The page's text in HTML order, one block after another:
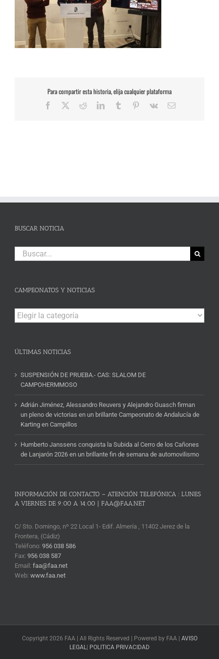
Para compartir esta historia, elija cualquier plataforma
Facebook RedditLinkedInTumblr Pinterest
Vk
Correo
BUSCAR NOTICIA
Buscar:
CAMPEONATOS Y NOTICIAS
Campeonatos
y
ÚLTIMAS NOTICIAS
SUSPENSIÓN DE PRUEBA.- CAS: SLALOM DE
CAMPOHERMMOSO
Adrián Jiménez, Alessandro Reuvers y Alejandro Guasch firman
un pleno de victorias en un brillante Campeonato de Andalucía de
Karting en Campillos
Humberto Janssens conquista la Subida al Cerro de los Cañones
de Lanjarón 2026 en un brillante fin de semana de automovilismo
INFORMACIÓN DE CONTACTO – ATENCIÓN TELEFÓNICA : LUNES
A VIERNES DE 9:00 A 14:00 | FAA@FAA.NET
C/ Sto. Domingo, nº 22 Local 1- Edif. Almería , 11402 Jerez de la
Frontera, (Cádiz)
Teléfono: 956 038 586
Fax: 956 038 587
Email: faa@faa.net
Web: www.faa.net
Copyright 2026 FAA | All Rights Reserved | Powered by FAA | AVISO
LEGAL | POLITICA PRIVACIDAD